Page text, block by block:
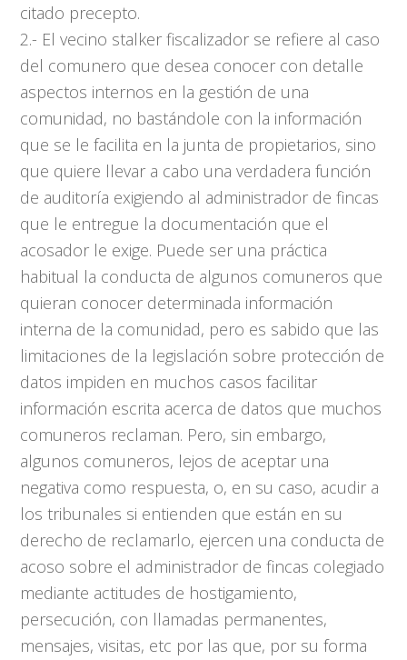
citado precepto.
2.- El vecino stalker fiscalizador se refiere al caso
del comunero que desea conocer con detalle
aspectos internos en la gestión de una
comunidad, no bastándole con la información
que se le facilita en la junta de propietarios, sino
que quiere llevar a cabo una verdadera función
de auditoría exigiendo al administrador de fincas
que le entregue la documentación que el
acosador le exige. Puede ser una práctica
habitual la conducta de algunos comuneros que
quieran conocer determinada información
interna de la comunidad, pero es sabido que las
limitaciones de la legislación sobre protección de
datos impiden en muchos casos facilitar
información escrita acerca de datos que muchos
comuneros reclaman. Pero, sin embargo,
algunos comuneros, lejos de aceptar una
negativa como respuesta, o, en su caso, acudir a
los tribunales si entienden que están en su
derecho de reclamarlo, ejercen una conducta de
acoso sobre el administrador de fincas colegiado
mediante actitudes de hostigamiento,
persecución, con llamadas permanentes,
mensajes, visitas, etc por las que, por su forma